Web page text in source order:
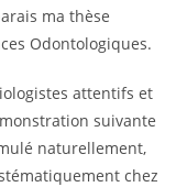
ma thèse
Odontologiques.
attentifs et
suivante
naturellement,
chez